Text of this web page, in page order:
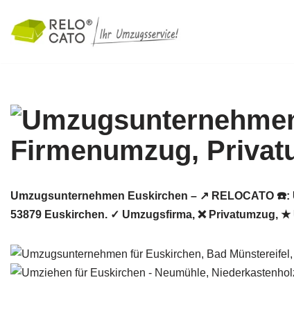
Zum
Umzugsunternehmen Euskirchen – ↗️ RELOCATO
53879 Euskirchen. ✓ Umzugsfirma, ❌ Privatumzug,